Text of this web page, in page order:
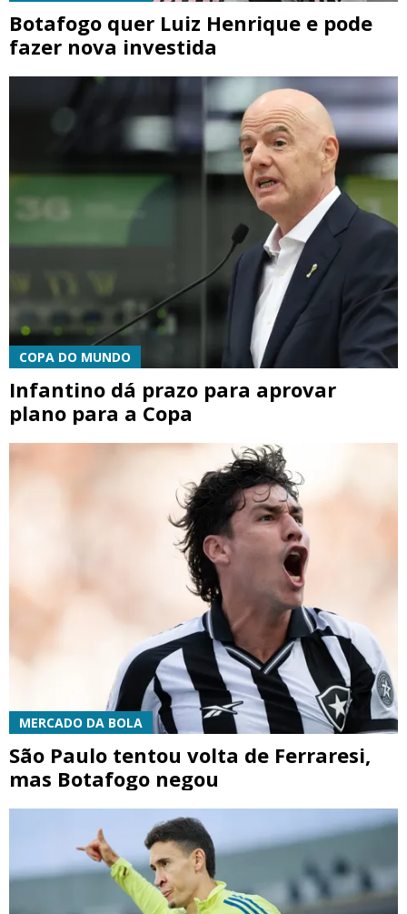
Botafogo quer Luiz Henrique e pode
fazer nova investida
COPA DO MUNDO
Infantino dá prazo para aprovar
plano para a Copa
MERCADO DA BOLA
São Paulo tentou volta de Ferraresi,
mas Botafogo negou